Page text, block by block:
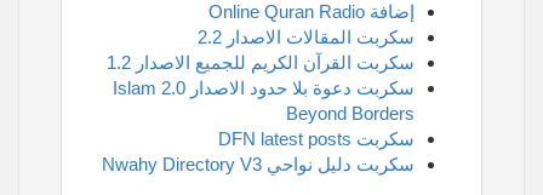
إضافة Online Quran Radio
سكربت المقالات الاصدار 2.2
سكربت القرآن الكريم للجميع الاصدار 1.2
سكربت دعوة بلا حدود الاصدار 2.0 Islam
Beyond Borders
سكربت DFN latest posts
سكربت دليل نواحي Nwahy Directory V3